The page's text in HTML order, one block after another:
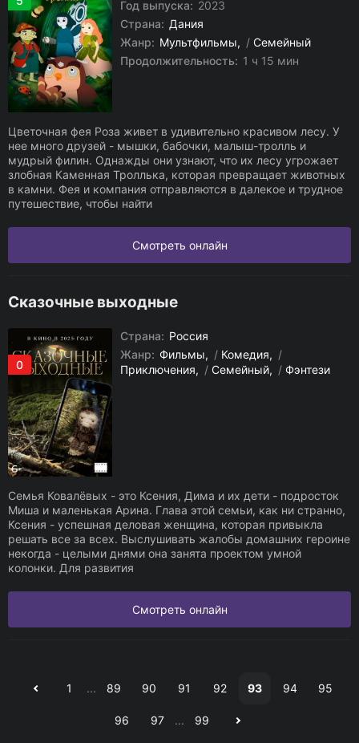
Год выпуска: 2023
Страна: Дания
Жанр: Мультфильмы / Семейный
Продолжительность: 1 ч 15 мин
Цветочная фея Роза живет в удивительно красивом лесу. У
нее много друзей - мышки, бабочки, малыш-тролль и
мудрый филин. Однажды они узнают, что их лесу угрожает
злобная Каменная Троллька, которая превращает животных
в камни. Фея и компания отправляются в далекое и трудное
путешествие, чтобы найти
Смотреть онлайн
Сказочные выходные
0
Страна: Россия
Жанр: Фильмы / Комедия
/
Приключения
/ Семейный / Фэнтези
Семья Ковалёвых - это Ксения, Дима и их дети - подросток
Миша и маленькая Арина. Глава этой семьи, как ни странно,
Ксения - успешная деловая женщина, которая привыкла
решать все за всех. Выслушивать жалобы домашних героине
некогда - целыми днями она занята проектом умной
колонки. Для развития
Смотреть онлайн
1 ... 89 90 91 92 93 94 95
96 97 ... 99